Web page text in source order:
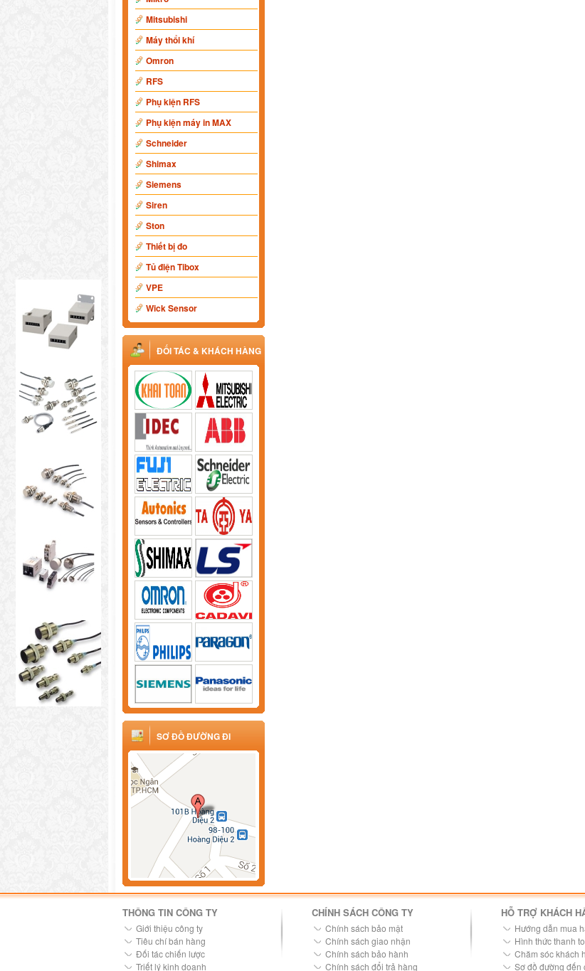
Mitsubishi
Máy thổi khí
Omron
RFS
Phụ kiện RFS
Phụ kiện máy in MAX
Schneider
Shimax
Siemens
Siren
Ston
Thiết bị đo
Tủ điện Tibox
VPE
Wick Sensor
ĐỐI TÁC & KHÁCH HÀNG
SƠ ĐỒ ĐƯỜNG ĐI
THÔNG TIN CÔNG TY
Giới thiệu công ty
Tiêu chí bán hàng
Đối tác chiến lược
Triết lý kinh doanh
CHÍNH SÁCH CÔNG TY
Chính sách bảo mật
Chính sách giao nhận
Chính sách bảo hành
Chính sách đổi trả hàng
HỖ TRỢ KHÁCH
Hướng dẫn mua
Hình thức thanh
Chăm sóc khách
Sơ đồ đường đến